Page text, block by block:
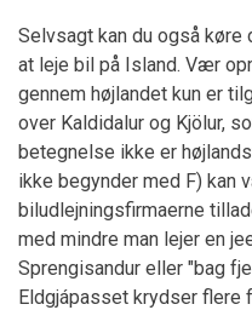
Selvsagt kan du også køre
at leje bil på Island. Vær
gennem højlandet kun er
over Kaldidalur og Kjölur,
betegnelse ikke er
ikke begynder med F) kan
biludlejningsfirmaerne
med mindre man lejer en
Sprengisandur eller "bag
Eldgjápasset krydser flere